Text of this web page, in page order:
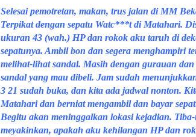
Selesai pemotretan, makan, trus jalan di MM
Terpikat dengan sepatu Watc***t di Matahari.
ukuran 43 (wah.) HP dan rokok aku taruh di
sepatunya. Ambil bon dan segera menghampiri
melihat-lihat sandal. Masih dengan gurauan
sandal yang mau dibeli. Jam sudah
3 21 sudah buka, dan kita ada jadwal nonton.
Matahari dan berniat mengambil dan bayar
Begitu akan meninggalkan lokasi kejadian.
meyakinkan, apakah aku kehilangan HP dan